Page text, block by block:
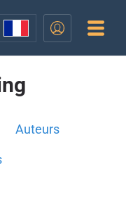
Auteurs